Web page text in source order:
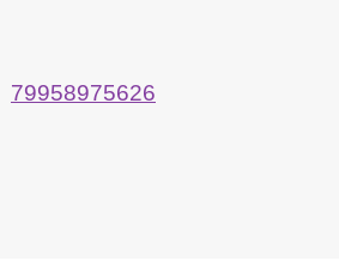
79958975626